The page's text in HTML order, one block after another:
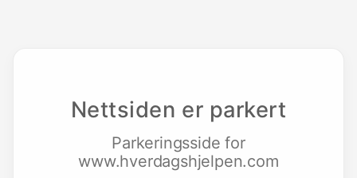
Nettsiden er parkert
Parkeringsside for
www.hverdagshjelpen.com